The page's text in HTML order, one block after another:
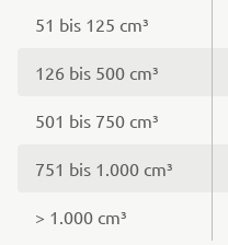
51 bis 125 cm³
126 bis 500 cm³
501 bis 750 cm³
751 bis 1.000 cm³
> 1.000 cm³